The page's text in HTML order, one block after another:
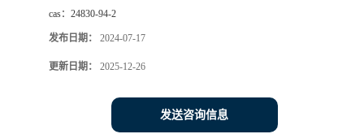
cas： 24830-94-2
发布日期： 2024-07-17
更新日期： 2025-12-26
发送咨询信息